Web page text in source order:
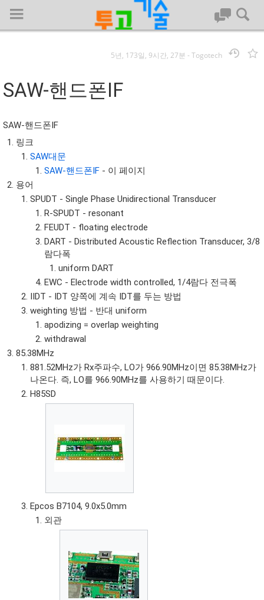
회사명 :
투고기술
| 대표 : 김명기 | 사업자번호 : 142-08-78939
전화 : 031-8065-5299 | 주소 : (16954)) 경기도 용인시 기흥구 흥덕1
로 13, B동(complex동) 1213호(영덕동,흥덕IT밸리)
COPYRIGHT (C) 투고기술 ALL RIGHTS RESEVED
투고기술 위키 저작권
5년, 173일, 9시간, 27분 -Togotech
SAW-핸드폰IF
SAW-핸드폰IF
링크
SAW대문
SAW-핸드폰IF - 이 페이지
용어
SPUDT - Single Phase Unidirectional Transducer
R-SPUDT - resonant
FEUDT - floating electrode
DART - Distributed Acoustic Reflection Transducer, 3/8
람다폭
uniform DART
EWC - Electrode width controlled, 1/4람다 전극폭
IIDT - IDT 양쪽에 계속 IDT를 두는 방법
weighting 방법 - 반대 uniform
apodizing = overlap weighting
withdrawal
85.38MHz
881.52MHz가 Rx주파수, LO가 966.90MHz이면 85.38MHz가
나온다. 즉, LO를 966.90MHz를 사용하기 때문이다.
H85SD
Epcos B7104, 9.0x5.0mm
외관